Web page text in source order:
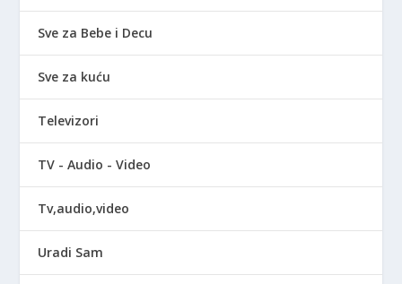
Sve za Bebe i Decu
Sve za kuću
Televizori
TV - Audio - Video
Tv,audio,video
Uradi Sam